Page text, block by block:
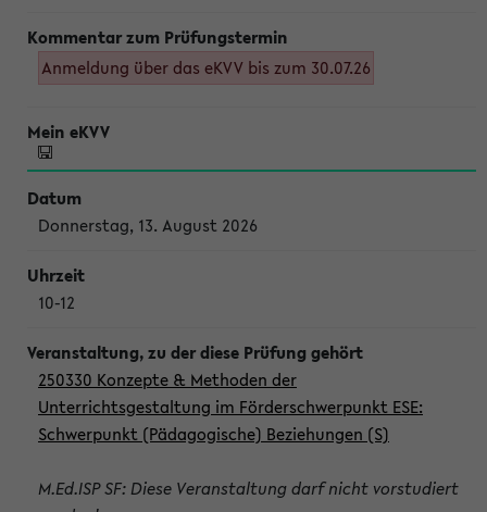
Anmeldung über das eKVV bis zum 30.07.26
Donnerstag, 13. August 2026
10-12
250330 Konzepte & Methoden der
Unterrichtsgestaltung im Förderschwerpunkt ESE:
Schwerpunkt (Pädagogische) Beziehungen (S)
M.Ed.ISP SF: Diese Veranstaltung darf nicht vorstudiert